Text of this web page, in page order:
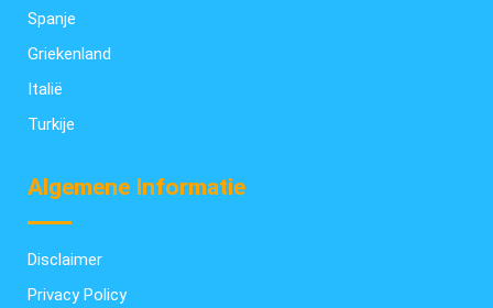
Spanje
Griekenland
Italië
Turkije
Algemene Informatie
Disclaimer
Privacy Policy